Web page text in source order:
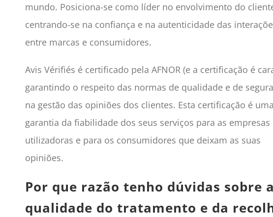
mundo. Posiciona-se como líder no envolvimento do
centrando-se na confiança e na autenticidade das
entre marcas e consumidores.
Avis Vérifiés é certificado pela AFNOR (e a certificação é
garantindo o respeito das normas de qualidade e de
na gestão das opiniões dos clientes. Esta certificação é uma
garantia da fiabilidade dos seus serviços para as empresas
utilizadoras e para os consumidores que deixam as suas
opiniões.
Por que razão tenho dúvidas sobre a
qualidade do tratamento e da